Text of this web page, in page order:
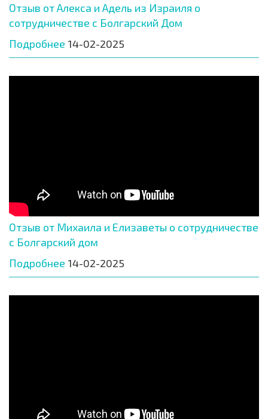
Отзыв от Алекса и Адель из Израиля о
сотрудничестве с Болгарский Дом
Подробнее 14-02-2025
Отзыв от Михаила и Елизаветы о сотрудничестве
с Болгарский дом
Подробнее 14-02-2025